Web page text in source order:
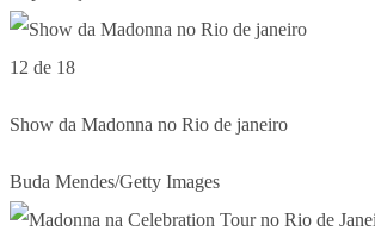
12 de 18
Show da Madonna no Rio de janeiro
Buda Mendes/Getty Images